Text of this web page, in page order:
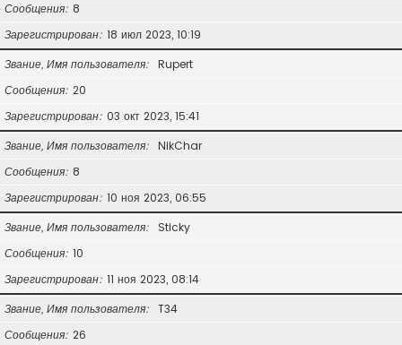
Сообщения 8
Зарегистрирован 18 июл 2023, 10:19
Звание, Имя пользователя
Rupert
Сообщения 20
Зарегистрирован 03 окт 2023, 15:41
Звание, Имя пользователя
NikChar
Сообщения 8
Зарегистрирован 10 ноя 2023, 06:55
Звание, Имя пользователя
Sticky
Сообщения 10
Зарегистрирован 11 ноя 2023, 08:14
Звание, Имя пользователя
T34
Сообщения 26